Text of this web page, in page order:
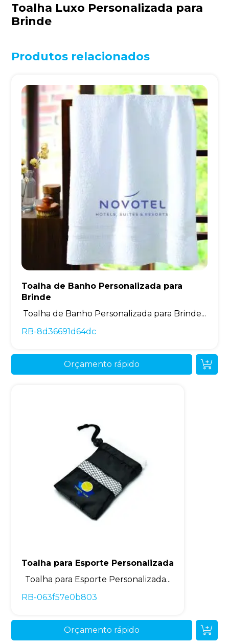
Toalha Luxo Personalizada para
Brinde
Produtos relacionados
Toalha de Banho Personalizada para
Brinde
Toalha de Banho Personalizada para Brinde...
RB-8d36691d64dc
Orçamento rápido
Toalha para Esporte Personalizada
Toalha para Esporte Personalizada...
RB-063f57e0b803
Orçamento rápido